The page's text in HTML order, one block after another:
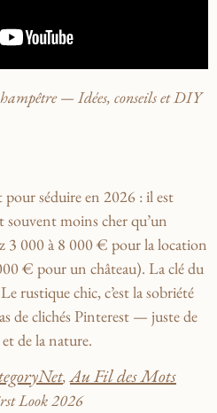
— Idées, conseils et DIY
séduire en 2026 : il est
souventmoins cher qu’un
3 000 à 8 000 € pour la location
€ pour un château). La clé du
rustique chic, c’est la sobriété
de clichés Pinterest — juste de
de la nature.
,Au Fil des Mots
Look 2026